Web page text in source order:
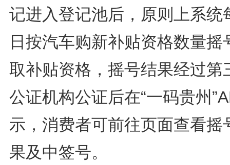
记进入登记池后，原则上系统
日按汽车购新补贴资格数量摇
取补贴资格，摇号结果经过第
公证机构公证后在“一码贵州
示，消费者可前往页面查看摇
果及中签号。